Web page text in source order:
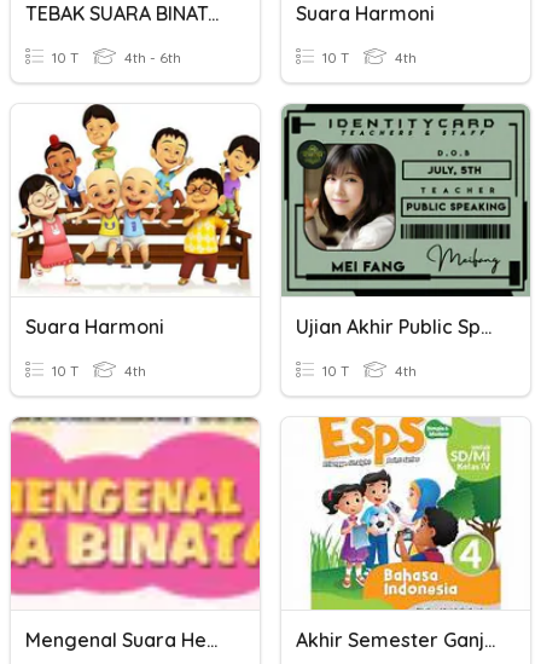
TEBAK SUARA BINATANG UNTUK PAUD
10 T 4th - 6th
Suara Harmoni
10 T 4th
Suara Harmoni
10 T 4th
Ujian Akhir Public Speaking
10 T 4th
Mengenal Suara Hewan Akhir Semester Ganjil1